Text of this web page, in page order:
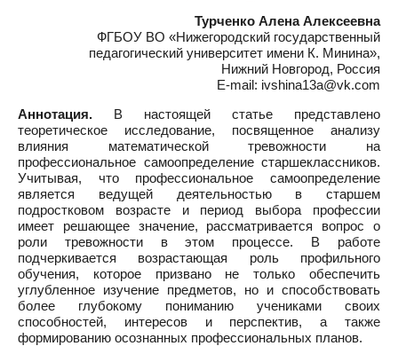
Турченко Алена Алексеевна
ФГБОУ ВО «Нижегородский государственный
педагогический университет имени К. Минина»,
Нижний Новгород, Россия
E-mail: ivshina13a@vk.com
Аннотация. В настоящей статье представлено
теоретическое исследование, посвященное анализу
влияния математической тревожности на
профессиональное самоопределение старшеклассников.
Учитывая, что профессиональное самоопределение
является ведущей деятельностью в старшем
подростковом возрасте и период выбора профессии
имеет решающее значение, рассматривается вопрос о
роли тревожности в этом процессе. В работе
подчеркивается возрастающая роль профильного
обучения, которое призвано не только обеспечить
углубленное изучение предметов, но и способствовать
более глубокому пониманию учениками своих
способностей, интересов и перспектив, а также
формированию осознанных профессиональных планов.